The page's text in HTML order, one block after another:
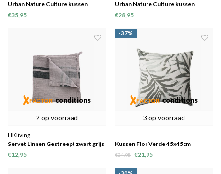
Urban Nature Culture kussen
Palmeira
€35,95
Urban Nature Culture kussen
Papagaio
€28,95
2 op voorraad
conditions
HKliving
Servet Linnen Gestreept zwart grijs
Set van 2
€12,95
-37%
3 op voorraad
conditions
Kussen Flor Verde 45x45cm
€34,95 €21,95